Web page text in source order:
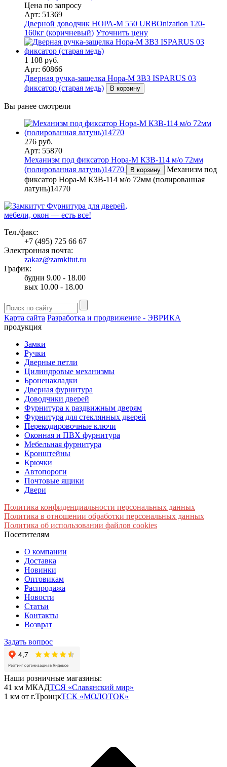
Цена по запросу
Арт: 51369
Дверной доводчик НОРА-M 550 URBOnization 120-
160кг (коричневый) Уточнить цену
1 108 руб.
Арт: 60866
Дверная ручка-защелка Нора-М ЗВ3 ISPARUS 03
фиксатор (старая медь)
В корзину
Вы ранее смотрели
276 руб.
Арт: 55870
Механизм под фиксатор Нора-М КЗВ-114 м/о 72мм
(полированная латунь)14770
В корзину
Механизм под
фиксатор Нора-М КЗВ-114 м/о 72мм (полированная
латунь)14770
Фурнитура для дверей,
мебели, окон — есть все!
Тел./факс:
+7 (495) 725 66 67
Электронная почта:
zakaz@zamkitut.ru
График:
будни 9.00 - 18.00
вых 10.00 - 18.00
Карта сайта Разработка и продвижение - ЭВРИКА
продукция
Замки
Ручки
Дверные петли
Цилиндровые механизмы
Броненакладки
Дверная фурнитура
Доводчики дверей
Фурнитура к раздвижным дверям
Фурнитура для стеклянных дверей
Перекодировочные ключи
Оконная и ПВХ фурнитура
Мебельная фурнитура
Кронштейны
Крючки
Автопороги
Почтовые ящики
Двери
Политика конфиденциальности персональных данных
Политика в отношении обработки персональных данных
Политика об использовании файлов cookies
Посетителям
О компании
Доставка
Новинки
Оптовикам
Распродажа
Новости
Статьи
Контакты
Возврат
Задать вопрос
Наши розничные магазины:
41 км МКАДТСЯ «Славянский мир»
1 км от г.ТроицкТСК «МОЛОТОК»